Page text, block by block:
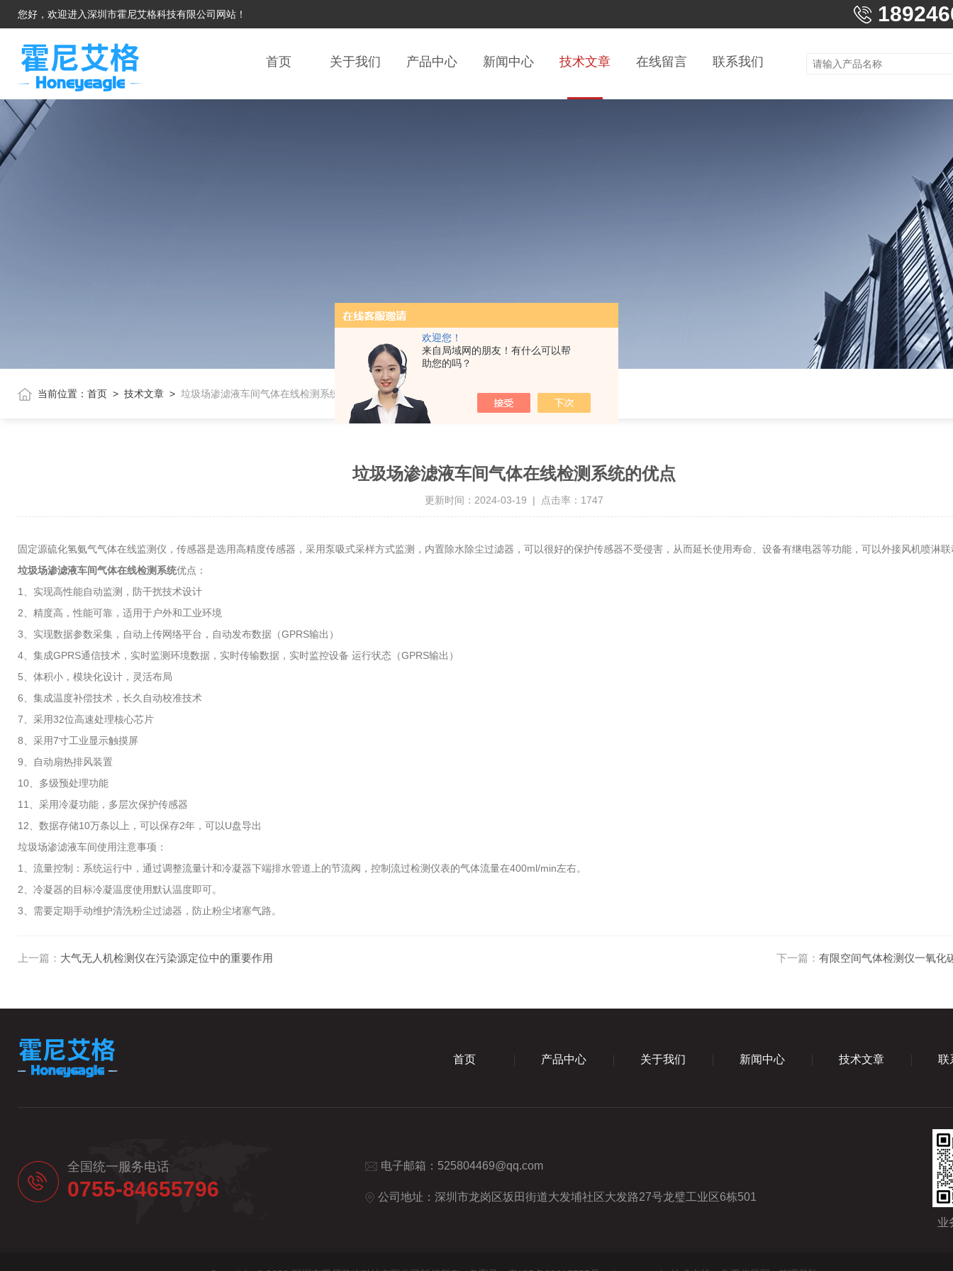
欢迎您！
来自局域网的朋友！有什么可以帮
助您的吗？
您好，欢迎进入深圳市霍尼艾格科技有限公司网站！
首页 关于我们 产品中心 新闻中心 技术文章 在线留言 联系我们
当前位置： 首页 > 技术文章 > 垃圾场渗滤液车间气体在线检测系统的优点
垃圾场渗滤液车间气体在线检测系统的优点
更新时间：2024-03-19 | 点击率：1747
固定源硫化氢氨气气体在线监测仪，传感器是选用高精度传感器，采用泵吸式采样方式监测，内置除水除尘过滤器，可以很好的保护传感器不受侵害，从而延长使用寿命、设备有继电器等功能，可以外接风机喷淋
垃圾场渗滤液车间气体在线检测系统优点：
1、实现高性能自动监测，防干扰技术设计
2、精度高，性能可靠，适用于户外和工业环境
3、实现数据参数采集，自动上传网络平台，自动发布数据（GPRS输出）
4、集成GPRS通信技术，实时监测环境数据，实时传输数据，实时监控设备 运行状态（GPRS输出）
5、体积小，模块化设计，灵活布局
6、集成温度补偿技术，长久自动校准技术
7、采用32位高速处理核心芯片
8、采用7寸工业显示触摸屏
9、自动扇热排风装置
10、多级预处理功能
11、采用冷凝功能，多层次保护传感器
12、数据存储10万条以上，可以保存2年，可以U盘导出
垃圾场渗滤液车间使用注意事项：
1、流量控制：系统运行中，通过调整流量计和冷凝器下端排水管道上的节流阀，控制流过检测仪表的气体流量在400ml/min左右。
2、冷凝器的目标冷凝温度使用默认温度即可。
3、需要定期手动维护清洗粉尘过滤器，防止粉尘堵塞气路。
上一篇： 大气无人机检测仪在污染源定位中的重要作用 下一篇： 有限空间气体检测仪一氧化
首页 产品中心 关于我们 新闻中心 技术文章 联
全国统一服务电话
0755-84655796
电子邮箱： 525804469@qq.com
公司地址：深圳市龙岗区坂田街道大发埔社区大发路27号龙璧工业区6栋501
业